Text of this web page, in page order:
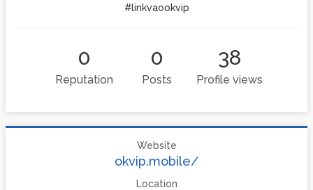
#linkvaookvip
0
Reputation
0
Posts
38
Profile views
Website
okvip.mobile/
Location